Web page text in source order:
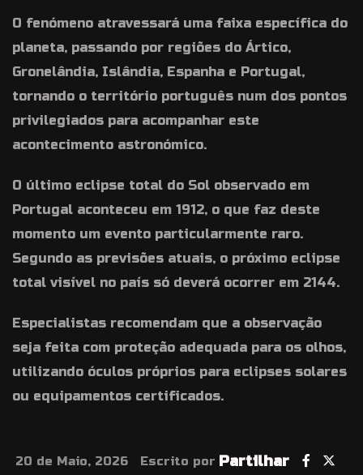
O fenómeno atravessará uma faixa específica do
planeta, passando por regiões do Ártico,
Gronelândia, Islândia, Espanha e Portugal,
tornando o território português num dos pontos
privilegiados para acompanhar este
acontecimento astronómico.
O último eclipse total do Sol observado em
Portugal aconteceu em 1912, o que faz deste
momento um evento particularmente raro.
Segundo as previsões atuais, o próximo eclipse
total visível no país só deverá ocorrer em 2144.
Especialistas recomendam que a observação
seja feita com proteção adequada para os olhos,
utilizando óculos próprios para eclipses solares
ou equipamentos certificados.
20 de Maio, 2026
Escrito por Partilhar